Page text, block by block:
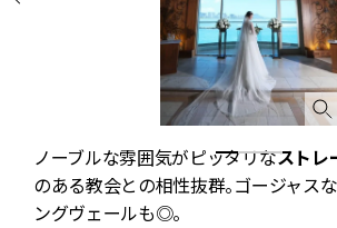
ノーブルな雰囲気がピッタリなストレ
のある教会との相性抜群。ゴージャス
ングヴェールも◎。